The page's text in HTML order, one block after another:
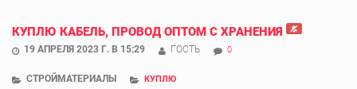
КУПЛЮ КАБЕЛЬ, ПРОВОД ОПТОМ С ХРАНЕНИЯ
19 АПРЕЛЯ 2023 Г. В 15:29 ГОСТЬ 0
СТРОЙМАТЕРИАЛЫ КУПЛЮ